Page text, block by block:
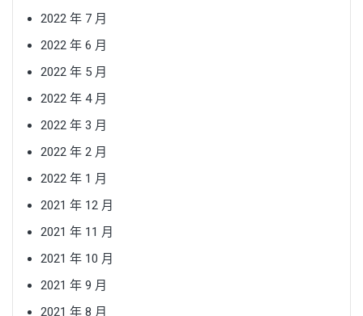
2022 年 7 月
2022 年 6 月
2022 年 5 月
2022 年 4 月
2022 年 3 月
2022 年 2 月
2022 年 1 月
2021 年 12 月
2021 年 11 月
2021 年 10 月
2021 年 9 月
2021 年 8 月